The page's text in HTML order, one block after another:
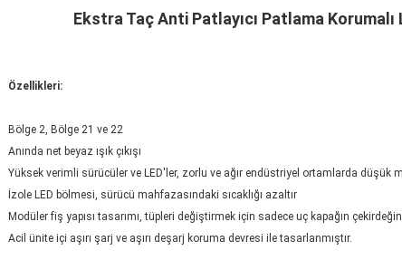
Ekstra Taç Anti Patlayıcı Patlama
Özellikleri:
Bölge 2, Bölge 21 ve 22
Anında net beyaz ışık çıkışı
Yüksek verimli sürücüler ve LED'ler, zorlu ve ağır endüstriyel ortamlarda düşük
İzole LED bölmesi, sürücü mahfazasındaki sıcaklığı azaltır
Modüler fiş yapısı tasarımı, tüpleri değiştirmek için sadece uç kapağın
Acil ünite içi aşırı şarj ve aşırı deşarj koruma devresi ile tasarlanmıştır.